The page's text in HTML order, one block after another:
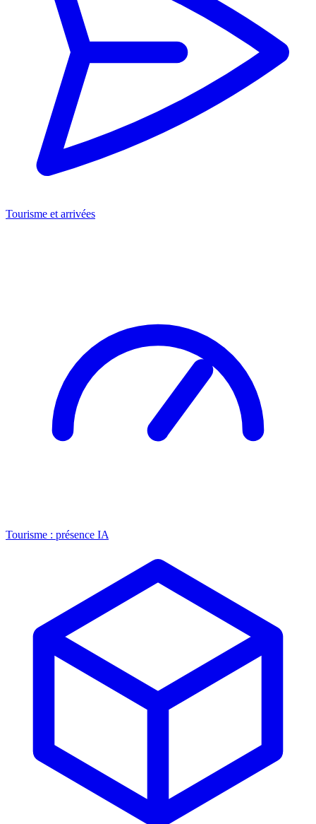
Tourisme et arrivées
Tourisme : présence IA